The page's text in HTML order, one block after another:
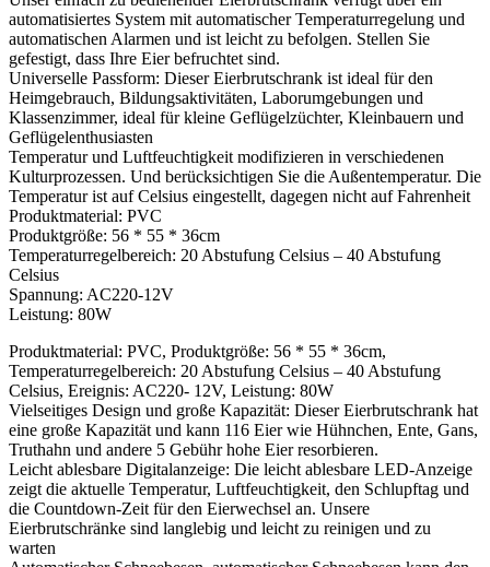
automatisiertes System mit automatischer Temperaturregelung und
automatischen Alarmen und ist leicht zu befolgen. Stellen Sie
gefestigt, dass Ihre Eier befruchtet sind.
Universelle Passform: Dieser Eierbrutschrank ist ideal für den
Heimgebrauch, Bildungsaktivitäten, Laborumgebungen und
Klassenzimmer, ideal für kleine Geflügelzüchter, Kleinbauern und
Geflügelenthusiasten
Temperatur und Luftfeuchtigkeit modifizieren in verschiedenen
Kulturprozessen. Und berücksichtigen Sie die Außentemperatur. Die
Temperatur ist auf Celsius eingestellt, dagegen nicht auf Fahrenheit
Produktmaterial: PVC
Produktgröße: 56 * 55 * 36cm
Temperaturregelbereich: 20 Abstufung Celsius – 40 Abstufung
Celsius
Spannung: AC220-12V
Leistung: 80W
Produktmaterial: PVC, Produktgröße: 56 * 55 * 36cm,
Temperaturregelbereich: 20 Abstufung Celsius – 40 Abstufung
Celsius, Ereignis: AC220- 12V, Leistung: 80W
Vielseitiges Design und große Kapazität: Dieser Eierbrutschrank hat
eine große Kapazität und kann 116 Eier wie Hühnchen, Ente, Gans,
Truthahn und andere 5 Gebühr hohe Eier resorbieren.
Leicht ablesbare Digitalanzeige: Die leicht ablesbare LED-Anzeige
zeigt die aktuelle Temperatur, Luftfeuchtigkeit, den Schlupftag und
die Countdown-Zeit für den Eierwechsel an. Unsere
Eierbrutschränke sind langlebig und leicht zu reinigen und zu
warten